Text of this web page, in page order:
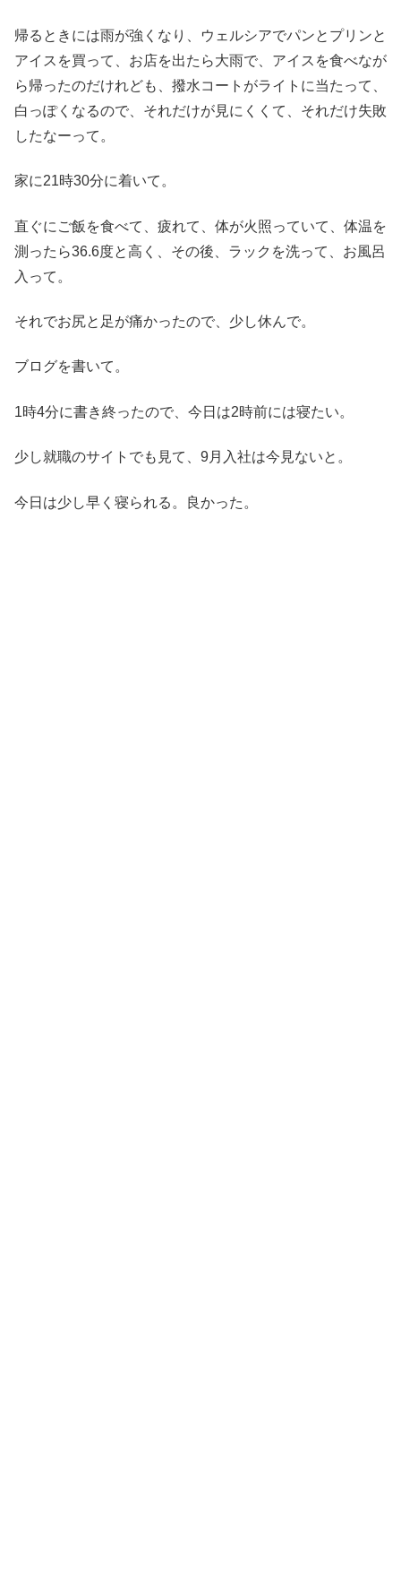
帰るときには雨が強くなり、ウェルシアでパンとプリンと
アイスを買って、お店を出たら大雨で、アイスを食べなが
ら帰ったのだけれども、撥水コートがライトに当たって、
白っぽくなるので、それだけが見にくくて、それだけ失敗
したなーって。
家に21時30分に着いて。
直ぐにご飯を食べて、疲れて、体が火照っていて、体温を
測ったら36.6度と高く、その後、ラックを洗って、お風呂
入って。
それでお尻と足が痛かったので、少し休んで。
ブログを書いて。
1時4分に書き終ったので、今日は2時前には寝たい。
少し就職のサイトでも見て、9月入社は今見ないと。
今日は少し早く寝られる。良かった。